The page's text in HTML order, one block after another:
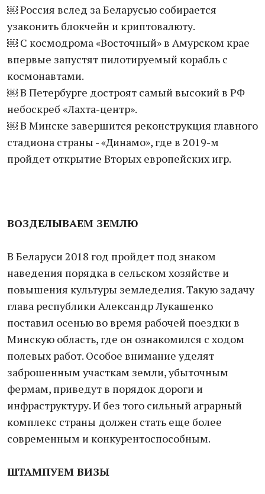
￼ Россия вслед за Беларусью собирается
узаконить блокчейн и криптовалюту.
￼ С космодрома «Восточный» в Амурском крае
впервые запустят пилотируемый корабль с
космонавтами.
￼ В Петербурге достроят самый высокий в РФ
небоскреб «Лахта-центр».
￼ В Минске завершится реконструкция главного
стадиона страны - «Динамо», где в 2019-м
пройдет открытие Вторых европейских игр.
ВОЗДЕЛЫВАЕМ ЗЕМЛЮ
В Беларуси 2018 год пройдет под знаком
наведения порядка в сельском хозяйстве и
повышения культуры земледелия. Такую задачу
глава республики Александр Лукашенко
поставил осенью во время рабочей поездки в
Минскую область, где он ознакомился с ходом
полевых работ. Особое внимание уделят
заброшенным участкам земли, убыточным
фермам, приведут в порядок дороги и
инфраструктуру. И без того сильный аграрный
комплекс страны должен стать еще более
современным и конкурентоспособным.
ШТАМПУЕМ ВИЗЫ